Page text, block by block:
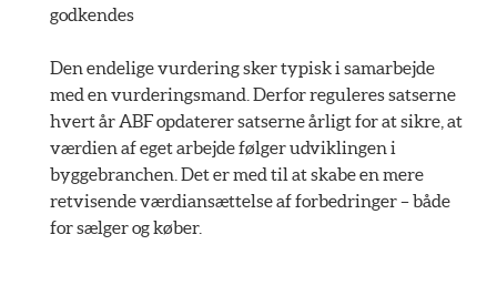
godkendes
Den endelige vurdering sker typisk i samarbejde
med en vurderingsmand. Derfor reguleres satserne
hvert år ABF opdaterer satserne årligt for at sikre, at
værdien af eget arbejde følger udviklingen i
byggebranchen. Det er med til at skabe en mere
retvisende værdiansættelse af forbedringer – både
for sælger og køber.